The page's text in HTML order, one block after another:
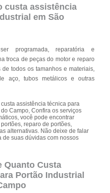
custa assistência
em São
programada, reparatória e
troca de peças do motor e reparo
todos os tamanhos e materiais,
aço, tubos metálicos e outras
assistência técnica para
Campo, Confira os serviços
você pode encontrar
reparo de portões,
alternativas. Não deixe de falar
de suas dúvidas com nossos
Quanto Custa
Portão Industrial